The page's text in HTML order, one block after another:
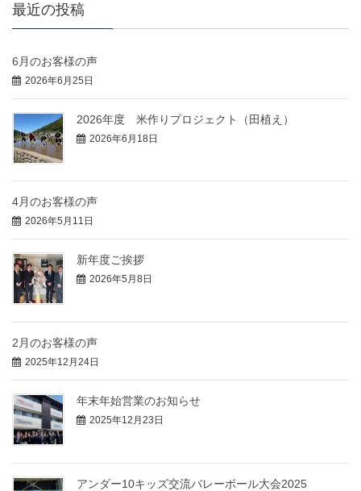
最近の投稿
6月のお客様の声
2026年6月25日
2026年度 米作りプロジェクト（田植え）
2026年6月18日
4月のお客様の声
2026年5月11日
新年度ご挨拶
2026年5月8日
2月のお客様の声
2025年12月24日
年末年始営業のお知らせ
2025年12月23日
アンダー10キッズ交流バレーボール大会2025